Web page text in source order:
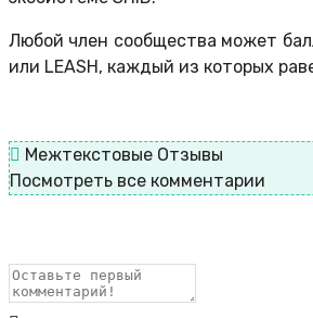
Любой член сообщества может
или LEASH, каждый из которых
Межтекстовые Отзывы
Посмотреть все комментарии